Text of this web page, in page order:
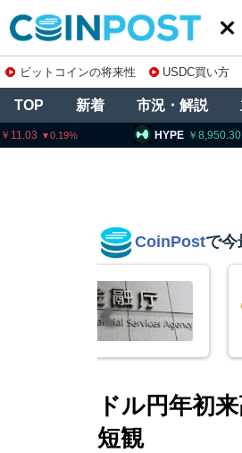
ビットコインの将来性 USDC買い方
TOP 新着 市況・解説
8,950.30 3.11
CoinPostで今
「仮にクラリティー法不成立でも
想通貨は前進」＝ビットワイズCIO
ドル円年初
短観